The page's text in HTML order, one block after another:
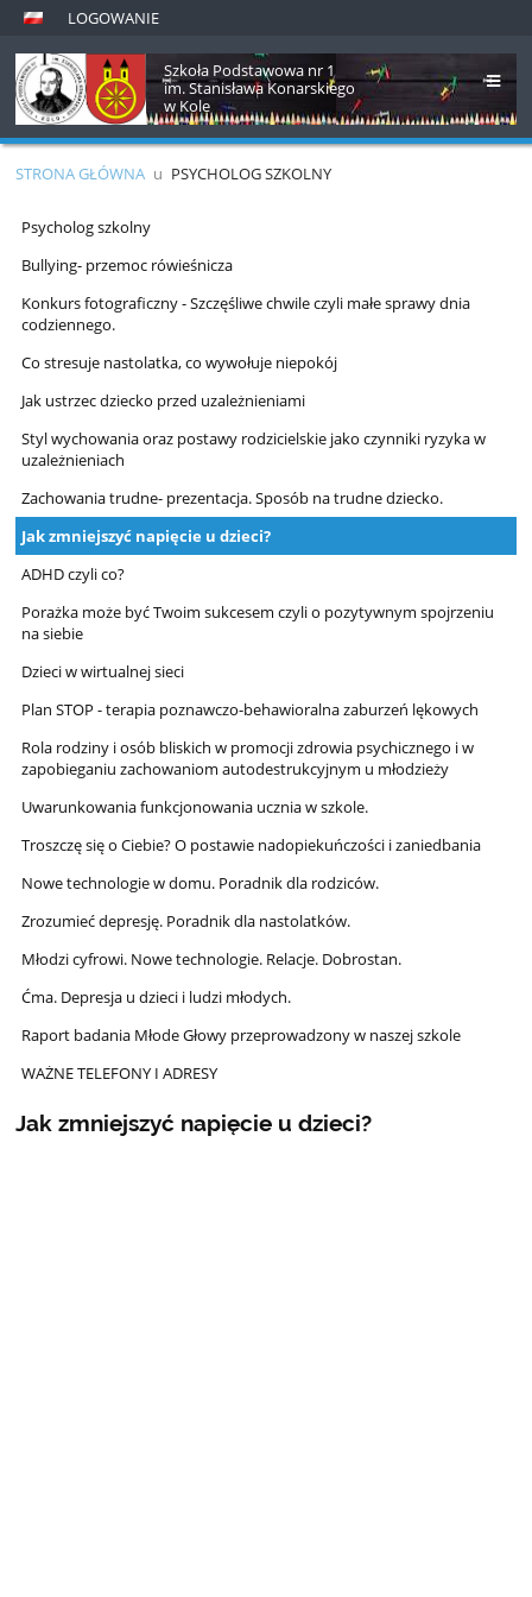
LOGOWANIE
Szkoła Podstawowa nr 1
im. Stanisława Konarskiego
w Kole
STRONA GŁÓWNA u PSYCHOLOG SZKOLNY
Psycholog
szkolny
Psycholog szkolny
Bullying- przemoc rówieśnicza
Konkurs fotograficzny - Szczęśliwe chwile czyli małe sprawy dnia
codziennego.
Co stresuje nastolatka, co wywołuje niepokój
Jak ustrzec dziecko przed uzależnieniami
Styl wychowania oraz postawy rodzicielskie jako czynniki ryzyka w
uzależnieniach
Zachowania trudne- prezentacja. Sposób na trudne dziecko.
Jak zmniejszyć napięcie u dzieci?
ADHD czyli co?
Porażka może być Twoim sukcesem czyli o pozytywnym spojrzeniu
na siebie
Dzieci w wirtualnej sieci
Plan STOP - terapia poznawczo-behawioralna zaburzeń lękowych
Rola rodziny i osób bliskich w promocji zdrowia psychicznego i w
zapobieganiu zachowaniom autodestrukcyjnym u młodzieży
Uwarunkowania funkcjonowania ucznia w szkole.
Troszczę się o Ciebie? O postawie nadopiekuńczości i zaniedbania
Nowe technologie w domu. Poradnik dla rodziców.
Zrozumieć depresję. Poradnik dla nastolatków.
Młodzi cyfrowi. Nowe technologie. Relacje. Dobrostan.
Ćma. Depresja u dzieci i ludzi młodych.
Raport badania Młode Głowy przeprowadzony w naszej szkole
WAŻNE TELEFONY I ADRESY
Jak zmniejszyć napięcie u dzieci?